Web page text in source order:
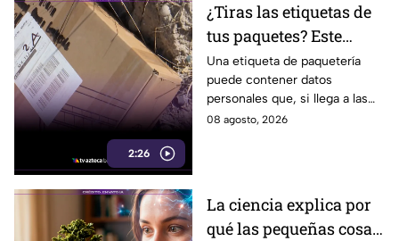
2:26
¿Tiras las etiquetas de
tus paquetes? Este
pequeño descuido
podría ponerte en
riesgo en Tijuana
Una etiqueta de paquetería
puede contener datos
personales que, si llega a las
manos equivocadas, podrían
08 agosto, 2026
La ciencia explica por
qué las pequeñas cosas